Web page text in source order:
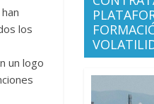
los
un logo